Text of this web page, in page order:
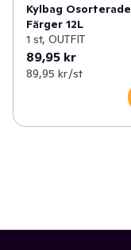
Kylbag Osorterade
Färger 12L
1 st, OUTFIT
89,95 kr
89,95 kr /st